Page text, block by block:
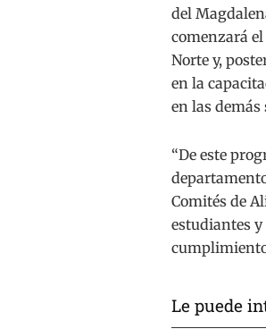
del
comenzará
Norte y,
en la
en las demás
“De este
Comités de
estudiantes y
Le puede